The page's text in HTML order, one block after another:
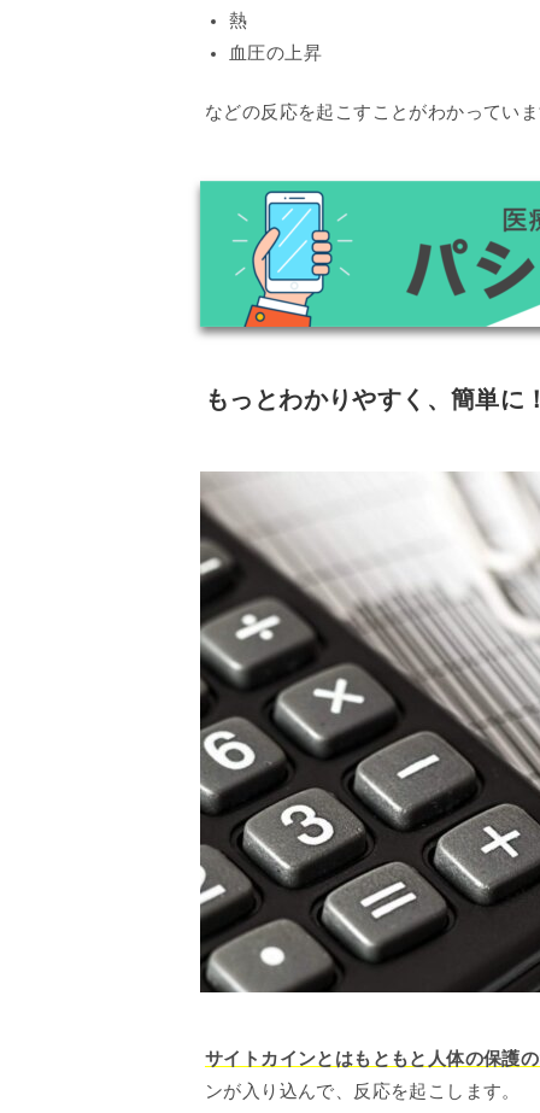
熱
血圧の上昇
などの反応を起こすことがわかってい
もっとわかりやすく、簡単に
サイトカインとはもともと人体の保護
ンが入り込んで、反応を起こします。